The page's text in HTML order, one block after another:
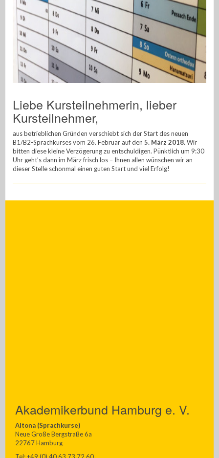
Liebe Kursteilnehmerin, lieber
Kursteilnehmer,
aus betrieblichen Gründen verschiebt sich der Start des neuen
B1/B2-Sprachkurses vom 26. Februar auf den5. März 2018.Wir
bitten diese kleine Verzögerung zu entschuldigen. Pünktlich um 9:30
Uhr geht’s dann im März frisch los – Ihnen allen wünschen wir an
dieser Stelle schonmal einen guten Start und viel Erfolg!
Akademikerbund Hamburg e. V.
Altona (Sprachkurse)
Neue Große Bergstraße 6a
22767 Hamburg